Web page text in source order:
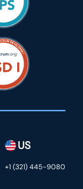
US
+1 (321) 445-9080